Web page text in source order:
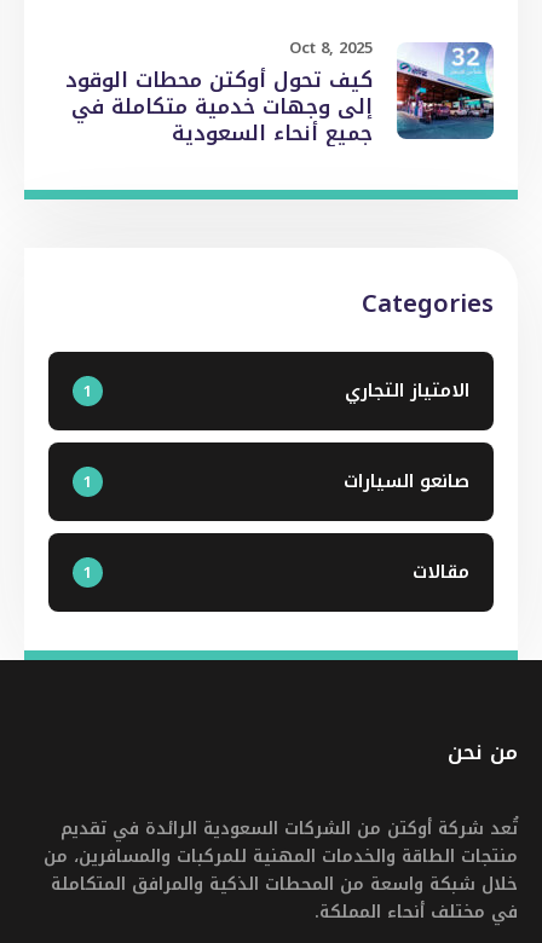
Oct 8, 2025
كيف تحول أوكتن محطات الوقود
إلى وجهات خدمية متكاملة في
جميع أنحاء السعودية
Categories
الامتياز التجاري
صانعو السيارات
مقالات
من نحن
تُعد شركة أوكتن من الشركات السعودية الرائدة في تقديم
منتجات الطاقة والخدمات المهنية للمركبات والمسافرين، من
خلال شبكة واسعة من المحطات الذكية والمرافق المتكاملة
في مختلف أنحاء المملكة.